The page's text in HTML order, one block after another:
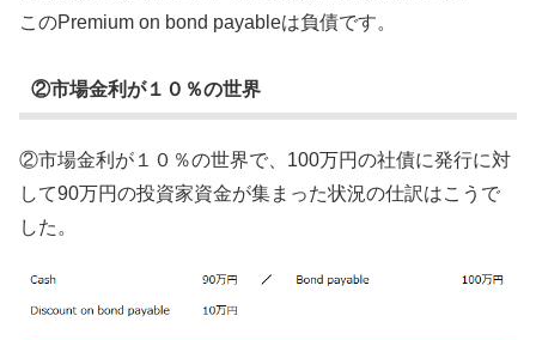
このPremium on bond payableは負債です。
②市場金利が１０％の世界
②市場金利が１０％の世界で、100万円の社債に発行に対
して90万円の投資家資金が集まった状況の仕訳はこうで
した。